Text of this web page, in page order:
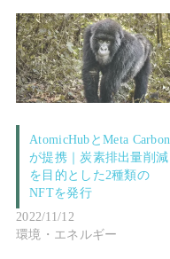
AtomicHubとMeta Carbon
が提携｜炭素排出量削減
を目的とした2種類の
NFTを発行
2022/11/12
環境・エネルギー